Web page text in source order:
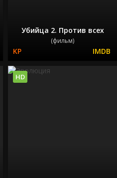
Убийца 2. Против всех
(фильм)
HD